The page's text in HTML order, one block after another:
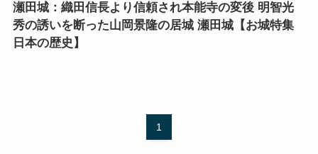
瀬田城：織田信長より信頼され本能寺の変後 明智光
秀の誘いを断った山岡景隆の居城 瀬田城【お城特集
日本の歴史】
1